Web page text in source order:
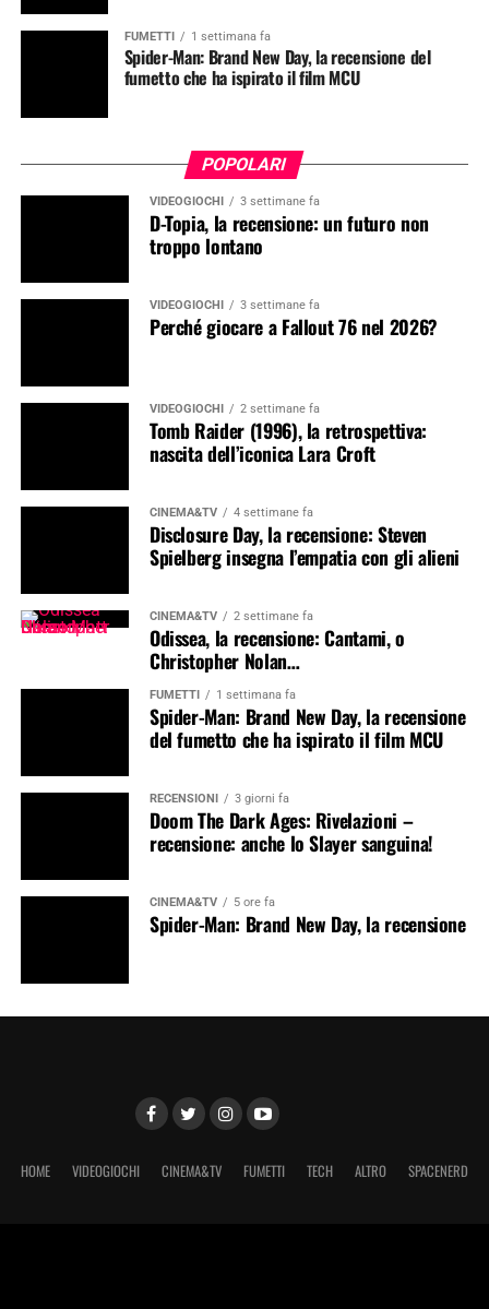
FUMETTI 1 settimana fa
Spider-Man: Brand New Day, la recensione del
fumetto che ha ispirato il film MCU
POPOLARI
VIDEOGIOCHI 3 settimane fa
D-Topia, la recensione: un futuro non
troppo lontano
VIDEOGIOCHI 3 settimane fa
Perché giocare a Fallout 76 nel 2026?
VIDEOGIOCHI 2 settimane fa
Tomb Raider (1996), la retrospettiva:
nascita dell’iconica Lara Croft
CINEMA&TV 4 settimane fa
Disclosure Day, la recensione: Steven
Spielberg insegna l’empatia con gli alieni
CINEMA&TV 2 settimane fa
Odissea, la recensione: Cantami, o
Christopher Nolan…
FUMETTI 1 settimana fa
Spider-Man: Brand New Day, la recensione
del fumetto che ha ispirato il film MCU
RECENSIONI 3 giorni fa
Doom The Dark Ages: Rivelazioni –
recensione: anche lo Slayer sanguina!
CINEMA&TV 5 ore fa
Spider-Man: Brand New Day, la recensione
HOME VIDEOGIOCHI CINEMA&TV FUMETTI TECH ALTRO SPACENERD